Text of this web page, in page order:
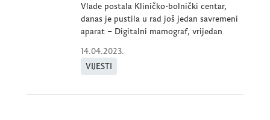
Vlade postala Kliničko-bolnički centar,
danas je pustila u rad još jedan savremeni
aparat – Digitalni mamograf, vrijedan
14.04.2023.
VIJESTI